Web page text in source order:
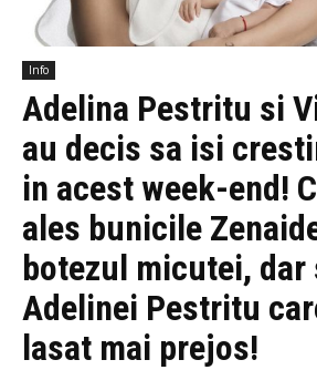
Info
Adelina Pestritu si
au decis sa isi
in acest week-end!
ales bunicile
botezul micutei,
Adelinei Pestritu
lasat mai prejos!